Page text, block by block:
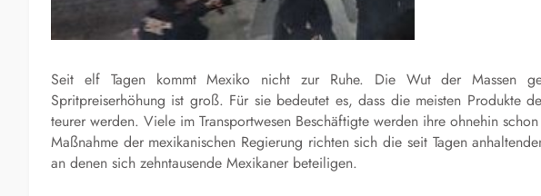
Seit elf Tagen kommt Mexiko nicht zur Ruhe. Die Wut der Massen
Spritpreiserhöhung ist groß. Für sie bedeutet es, dass die meisten Produkte
teurer werden. Viele im Transportwesen Beschäftigte werden ihre ohnehin
Maßnahme der mexikanischen Regierung richten sich die seit Tagen
an denen sich zehntausende Mexikaner beteiligen.